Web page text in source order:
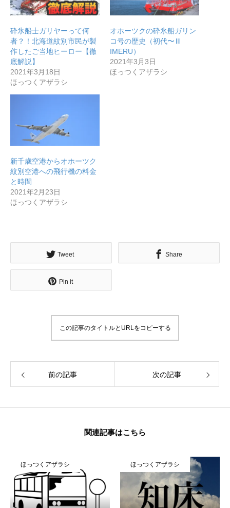
砕氷船士ガリヤーって何
者？！北海道紋別市民が製
作したご当地ヒーロー【徹
底解説】
2021年3月18日
ほっつくアザラシ
オホーツクの砕氷船ガリン
コ号の歴史（初代〜Ⅲ
IMERU）
2021年3月3日
ほっつくアザラシ
新千歳空港からオホーツク
紋別空港への飛行機の料金
と時間
2021年2月23日
ほっつくアザラシ
Tweet Share
Pin it
この記事のタイトルとURLをコピーする
前の記事 次の記事
関連記事はこちら
ほっつくアザラシ ほっつくアザラシ